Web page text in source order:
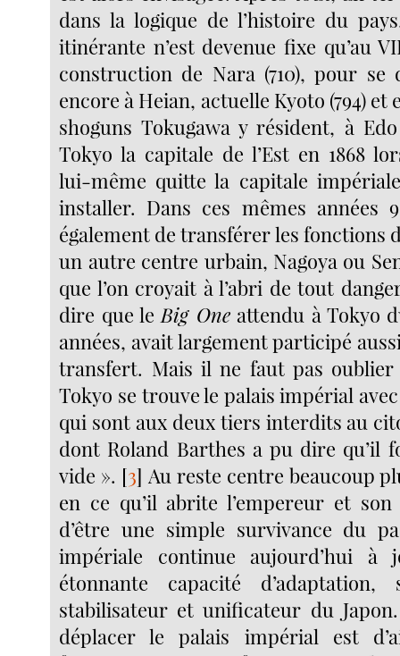
dans la logique de l’histoire du
itinérante n’est devenue fixe qu’au
construction de Nara (710), pour se
encore à Heian, actuelle Kyoto (794) et
shoguns Tokugawa y résident, à
Tokyo la capitale de l’Est en 1868
lui-même quitte la capitale
installer. Dans ces mêmes années
également de transférer les fonctions
un autre centre urbain, Nagoya ou
que l’on croyait à l’abri de tout
dire que leBig Oneattendu à Tokyo
années, avait largement participé
transfert. Mais il ne faut pas oublier
Tokyo se trouve le palais impérial
qui sont aux deux tiers interdits au
dont Roland Barthes a pu dire qu’il
vide ». [3] Au reste centre beaucoup
en ce qu’il abrite l’empereur et
d’être une simple survivance du
impériale continue aujourd’hui à
étonnante capacité d’adaptation,
stabilisateur et unificateur du Japon.
déplacer le palais impérial est